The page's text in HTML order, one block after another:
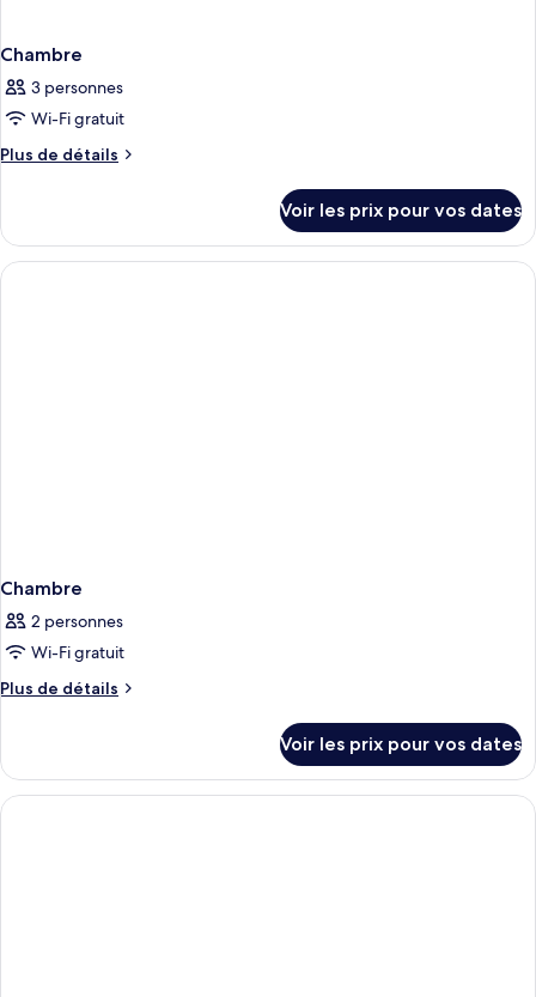
Chambre
3 personnes
Wi-Fi gratuit
Plus de détails
Plus
le
type
de
Voir les prix pour vos dates
Chambre
2 personnes
Wi-Fi gratuit
Plus de détails
Plus
le
type
de
Voir les prix pour vos dates